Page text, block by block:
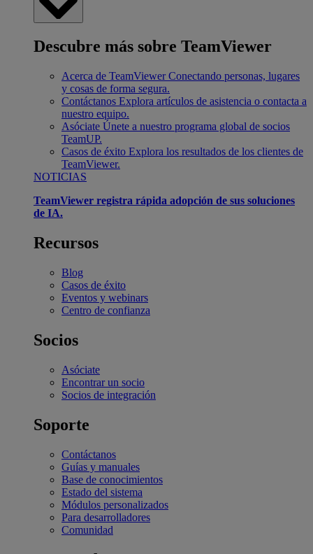
Descubre más sobre TeamViewer
Acerca de TeamViewer Conectando personas, lugares
y cosas de forma segura.
Contáctanos Explora artículos de asistencia o contacta a
nuestro equipo.
Asóciate Únete a nuestro programa global de socios
TeamUP.
Casos de éxito Explora los resultados de los clientes de
TeamViewer.
NOTICIAS
TeamViewer registra rápida adopción de sus soluciones
de IA.
Recursos
Blog
Casos de éxito
Eventos y webinars
Centro de confianza
Socios
Asóciate
Encontrar un socio
Socios de integración
Soporte
Contáctanos
Guías y manuales
Base de conocimientos
Estado del sistema
Módulos personalizados
Para desarrolladores
Comunidad